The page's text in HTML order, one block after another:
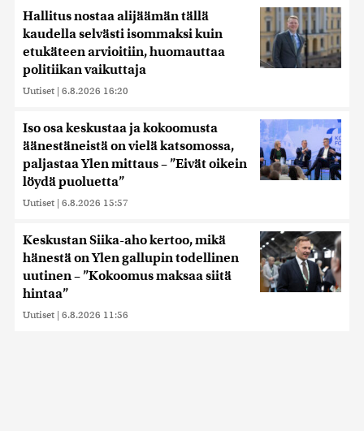
Hallitus nostaa alijäämän tällä
kaudella selvästi isommaksi kuin
etukäteen arvioitiin, huomauttaa
politiikan vaikuttaja
Uutiset | 6.8.2026 16:20
Iso osa keskustaa ja kokoomusta
äänestäneistä on vielä katsomossa,
paljastaa Ylen mittaus – ”Eivät oikein
löydä puoluetta”
Uutiset | 6.8.2026 15:57
Keskustan Siika-aho kertoo, mikä
hänestä on Ylen gallupin todellinen
uutinen – ”Kokoomus maksaa siitä
hintaa”
Uutiset | 6.8.2026 11:56